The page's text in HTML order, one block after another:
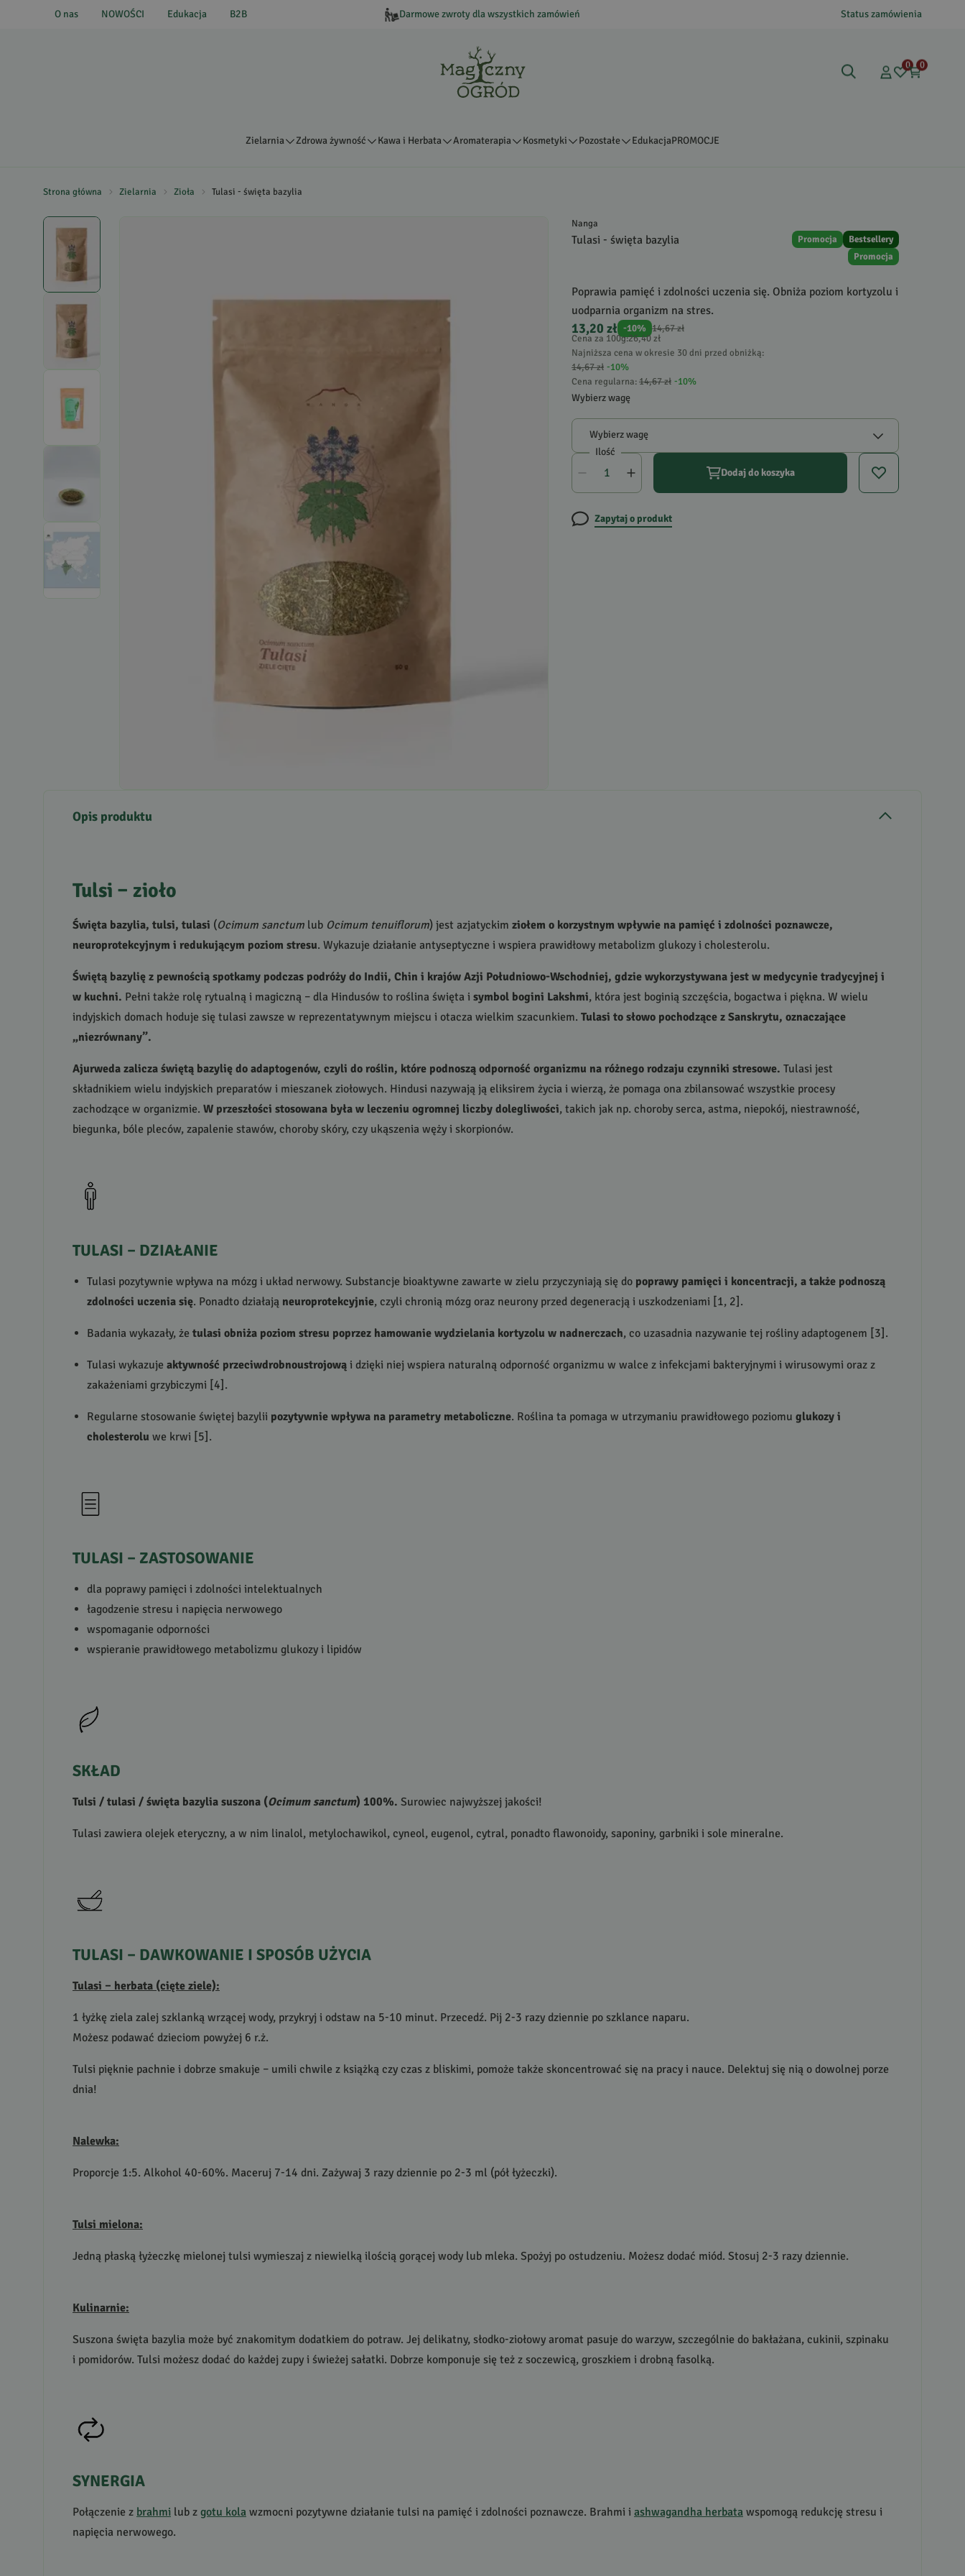
O nas NOWOŚCI Edukacja B2B Darmowe zwroty dla wszystkich zamówień Status zamówienia
0 0
Zielarnia Zdrowa żywność Kawa i Herbata Aromaterapia Kosmetyki Pozostałe EdukacjaPROMOCJE
Strona główna Zielarnia Zioła Tulasi - święta bazylia
Nanga
Tulasi - święta bazylia Promocja
Bestsellery
Promocja
Poprawia pamięć i zdolności uczenia się. Obniża poziom kortyzolu i
uodparnia organizm na stres.
13,20 zł -10% 14,67 zł
Cena za 100g:26,40 zł
Najniższa cena w okresie 30 dni przed obniżką:
14,67 zł -10%
Cena regularna:14,67 zł -10%
Wybierz wagę
Wybierz wagę
Ilość
Dodaj do koszyka
Zapytaj o produkt
Opis produktu
Tulsi – zioło
Święta bazylia, tulsi, tulasi (Ocimum sanctum lub Ocimum tenuiflorum) jest azjatyckim ziołem o korzystnym wpływie na pamięć i zdolności poznawcze,
neuroprotekcyjnym i redukującym poziom stresu. Wykazuje działanie antyseptyczne i wspiera prawidłowy metabolizm glukozy i cholesterolu.
Świętą bazylię z pewnością spotkamy podczas podróży do Indii, Chin i krajów Azji Południowo-Wschodniej, gdzie wykorzystywana jest w medycynie tradycyjnej i
w kuchni. Pełni także rolę rytualną i magiczną – dla Hindusów to roślina święta i symbol bogini Lakshmi, która jest boginią szczęścia, bogactwa i piękna. W wielu
indyjskich domach hoduje się tulasi zawsze w reprezentatywnym miejscu i otacza wielkim szacunkiem. Tulasi to słowo pochodzące z Sanskrytu, oznaczające
„niezrównany”.
Ajurweda zalicza świętą bazylię do adaptogenów, czyli do roślin, które podnoszą odporność organizmu na różnego rodzaju czynniki stresowe. Tulasi jest
składnikiem wielu indyjskich preparatów i mieszanek ziołowych. Hindusi nazywają ją eliksirem życia i wierzą, że pomaga ona zbilansować wszystkie procesy
zachodzące w organizmie. W przeszłości stosowana była w leczeniu ogromnej liczby dolegliwości, takich jak np. choroby serca, astma, niepokój, niestrawność,
biegunka, bóle pleców, zapalenie stawów, choroby skóry, czy ukąszenia węży i skorpionów.
TULASI – DZIAŁANIE
Tulasi pozytywnie wpływa na mózg i układ nerwowy. Substancje bioaktywne zawarte w zielu przyczyniają się do poprawy pamięci i koncentracji, a także podnoszą
zdolności uczenia się. Ponadto działają neuroprotekcyjnie, czyli chronią mózg oraz neurony przed degeneracją i uszkodzeniami [1, 2].
Badania wykazały, że tulasi obniża poziom stresu poprzez hamowanie wydzielania kortyzolu w nadnerczach, co uzasadnia nazywanie tej rośliny adaptogenem [3].
Tulasi wykazuje aktywność przeciwdrobnoustrojową i dzięki niej wspiera naturalną odporność organizmu w walce z infekcjami bakteryjnymi i wirusowymi oraz z
zakażeniami grzybiczymi [4].
Regularne stosowanie świętej bazylii pozytywnie wpływa na parametry metaboliczne. Roślina ta pomaga w utrzymaniu prawidłowego poziomu glukozy i
cholesterolu we krwi [5].
TULASI – ZASTOSOWANIE
dla poprawy pamięci i zdolności intelektualnych
łagodzenie stresu i napięcia nerwowego
wspomaganie odporności
wspieranie prawidłowego metabolizmu glukozy i lipidów
SKŁAD
Tulsi / tulasi / święta bazylia suszona (Ocimum sanctum) 100%. Surowiec najwyższej jakości!
Tulasi zawiera olejek eteryczny, a w nim linalol, metylochawikol, cyneol, eugenol, cytral, ponadto flawonoidy, saponiny, garbniki i sole mineralne.
TULASI – DAWKOWANIE I SPOSÓB UŻYCIA
Tulasi – herbata (cięte ziele):
1 łyżkę ziela zalej szklanką wrzącej wody, przykryj i odstaw na 5-10 minut. Przecedź. Pij 2-3 razy dziennie po szklance naparu.
Możesz podawać dzieciom powyżej 6 r.ż.
Tulsi pięknie pachnie i dobrze smakuje – umili chwile z książką czy czas z bliskimi, pomoże także skoncentrować się na pracy i nauce. Delektuj się nią o dowolnej porze
dnia!
Nalewka:
Proporcje 1:5. Alkohol 40-60%. Maceruj 7-14 dni. Zażywaj 3 razy dziennie po 2-3 ml (pół łyżeczki).
Tulsi mielona:
Jedną płaską łyżeczkę mielonej tulsi wymieszaj z niewielką ilością gorącej wody lub mleka. Spożyj po ostudzeniu. Możesz dodać miód. Stosuj 2-3 razy dziennie.
Kulinarnie:
Suszona święta bazylia może być znakomitym dodatkiem do potraw. Jej delikatny, słodko-ziołowy aromat pasuje do warzyw, szczególnie do bakłażana, cukinii, szpinaku
i pomidorów. Tulsi możesz dodać do każdej zupy i świeżej sałatki. Dobrze komponuje się też z soczewicą, groszkiem i drobną fasolką.
SYNERGIA
Połączenie z brahmi lub z gotu kola wzmocni pozytywne działanie tulsi na pamięć i zdolności poznawcze. Brahmi i ashwagandha herbata wspomogą redukcję stresu i
napięcia nerwowego.